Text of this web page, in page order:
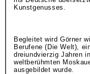
Kunstgenusses.
Begleitet wird Görner
Berufene (Die Welt),
dreiundvierzig Jahren
weltberühmten
ausgebildet wurde.